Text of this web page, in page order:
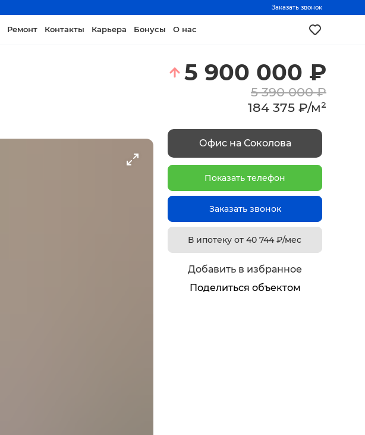
Заказать звонок
Ремонт Контакты Карьера Бонусы О нас
5 900 000 ₽
5 390 000 ₽
184 375 ₽/м²
Офис на Соколова
Показать телефон
Заказать звонок
В ипотеку от 40 744₽/мес
Добавить в избранное
Поделиться объектом